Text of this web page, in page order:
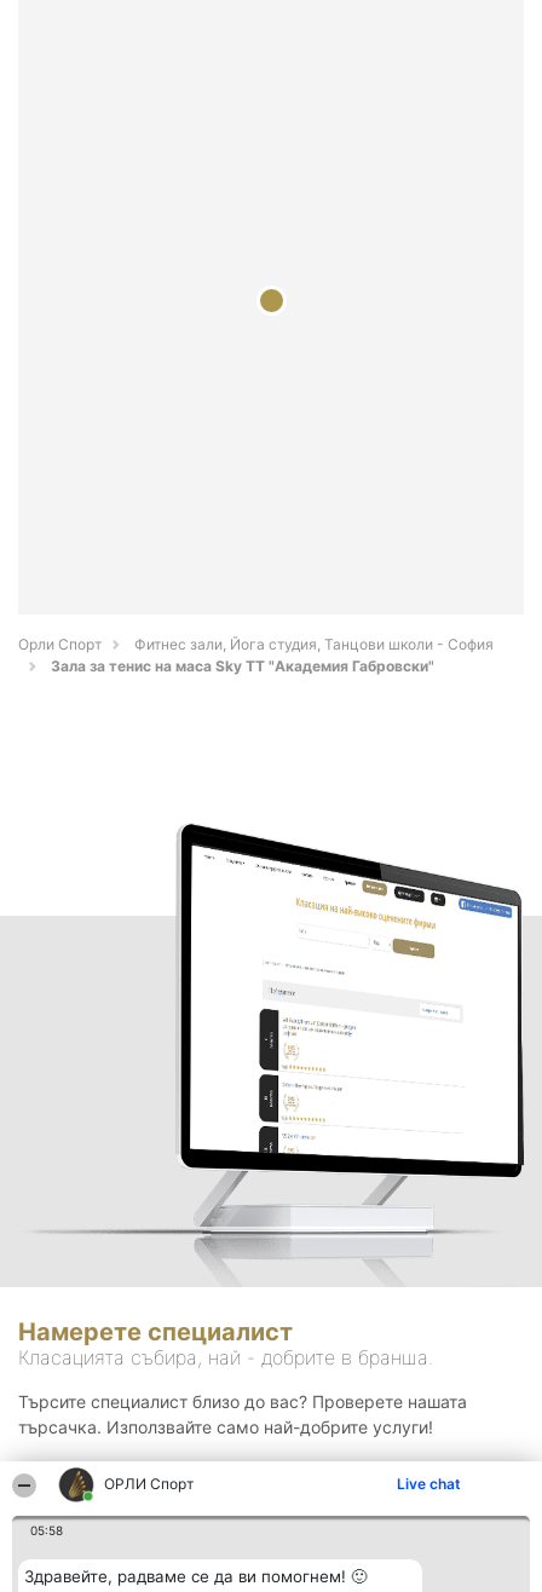
ОРЛИ Спорт Live chat
05:58
Здравейте, радваме се да ви помогнем! 🙂
Орли Спорт
Фитнес зали, Йога студия, Танцови школи - София
Зала за тенис на маса Sky TT "Академия Габровски"
Намерете специалист
Класацията събира, най - добрите в бранша.
Търсите специалист близо до вас? Проверете нашата
търсачка. Използвайте само най-добрите услуги!